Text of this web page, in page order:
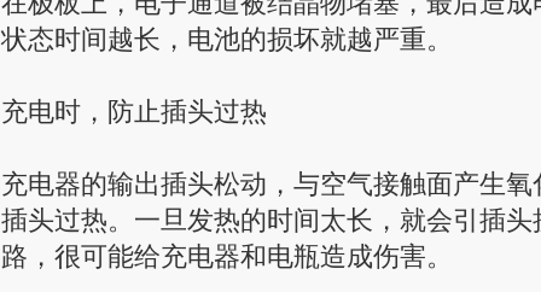
状态时间越长，电池的损坏就越严重。
充电时，防止插头过热
充电器的输出插头松动，与空气接触面产生
插头过热。一旦发热的时间太长，就会引插
路，很可能给充电器和电瓶造成伤害。